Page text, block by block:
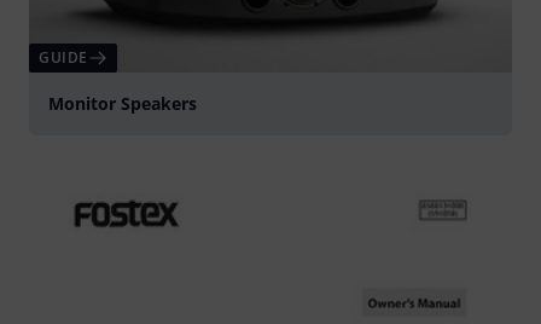
GUIDE
Monitor Speakers